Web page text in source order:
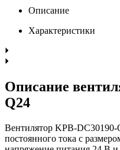
Описание
Характеристики
Описание
Q24
Вентилятор KPB-DC30190-
постоянного тока с